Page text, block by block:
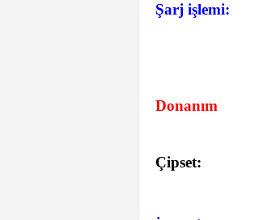
Şarj işlemi:
Donanım
Çipset: